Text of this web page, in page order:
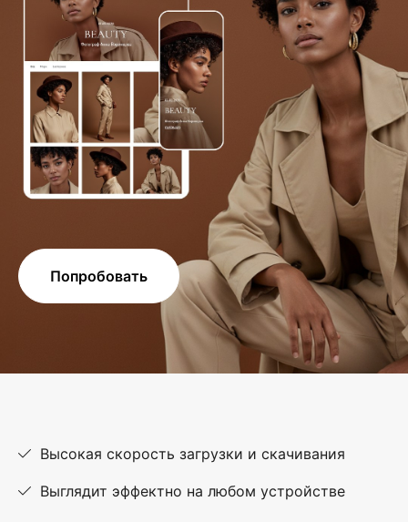
Попробовать
Высокая скорость загрузки и скачивания
Выглядит эффектно на любом устройстве